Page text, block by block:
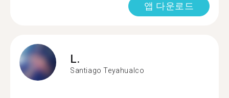
앱 다운로드
L.
Santiago Teyahualco